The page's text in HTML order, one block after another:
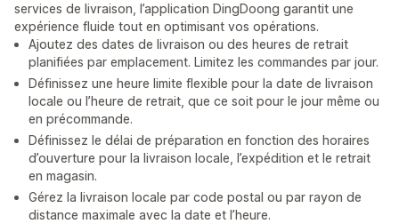
services de livraison, l’application DingDoong garantit une
expérience fluide tout en optimisant vos opérations.
Ajoutez des dates de livraison ou des heures de retrait
planifiées par emplacement. Limitez les commandes par jour.
Définissez une heure limite flexible pour la date de livraison
locale ou l’heure de retrait, que ce soit pour le jour même ou
en précommande.
Définissez le délai de préparation en fonction des horaires
d’ouverture pour la livraison locale, l’expédition et le retrait
en magasin.
Gérez la livraison locale par code postal ou par rayon de
distance maximale avec la date et l’heure.